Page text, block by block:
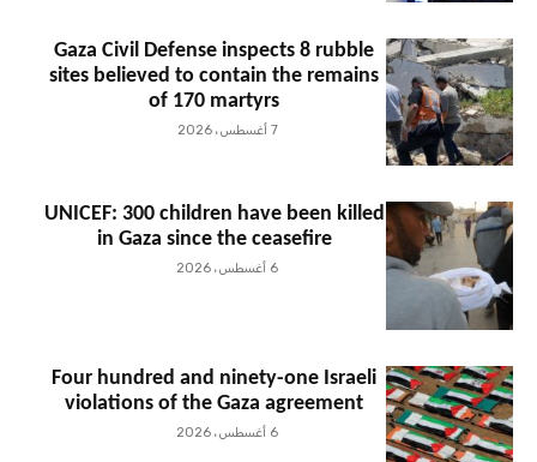
Gaza Civil Defense inspects 8 rubble
sites believed to contain the remains
of 170 martyrs
7 أغسطس، 2026
UNICEF: 300 children have been killed
in Gaza since the ceasefire
6 أغسطس، 2026
Four hundred and ninety-one Israeli
violations of the Gaza agreement
6 أغسطس، 2026